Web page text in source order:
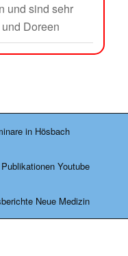
und sind sehr
Doreen
in Hösbach
Publikationen Youtube
Neue Medizin